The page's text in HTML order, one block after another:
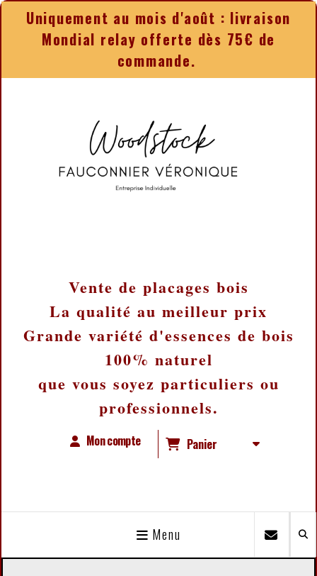
Uniquement au mois d'août : livraison
Mondial relay offerte dès 75€ de
commande.
Vente de placages bois
La qualité au meilleur prix
Grande variété d'essences de bois
100% naturel
que vous soyez particuliers ou
professionnels.
Mon compte Panier
Menu
Panneau de gestion des cookies